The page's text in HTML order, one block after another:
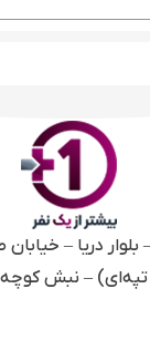
بلوار دریا –